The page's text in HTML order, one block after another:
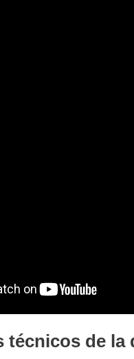
técnicos de la